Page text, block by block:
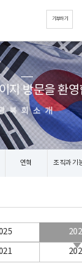
기부하기
지 방문을 환
복회소개
연혁 조직과 기